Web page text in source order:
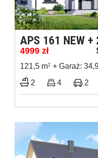
APS 161 NEW +
4999 zł
121,5 m2 + Garaż:
2 4 2